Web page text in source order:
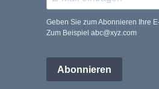
Geben Sie zum Abonnieren Ihre
Zum Beispiel abc@xyz.com
Abonnieren